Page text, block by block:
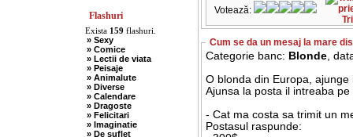
Flashuri
Exista 159 flashuri.
» Sexy
» Comice
» Lectii de viata
» Peisaje
» Animalute
» Diverse
» Calendare
» Dragoste
» Felicitari
» Imaginatie
» De suflet
Votează:
Cum se da un mesaj la mare
Categorie banc: Blonde,
O blonda din Europa,
Ajunsa la posta il intreaba pe
- Cat ma costa sa trimit un
Postasul raspunde: